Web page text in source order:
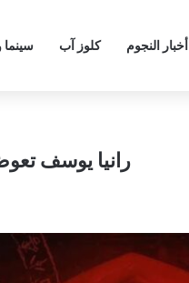
أخبار النجوم كلوز آب سينما
رانيا يوسف تعوض